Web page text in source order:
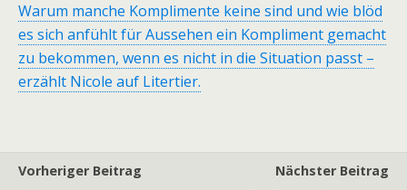
Warum manche Komplimente keine sind und wie blöd
es sich anfühlt für Aussehen ein Kompliment gemacht
zu bekommen, wenn es nicht in die Situation passt –
erzählt Nicole auf Litertier.
Vorheriger Beitrag
Nächster Beitrag